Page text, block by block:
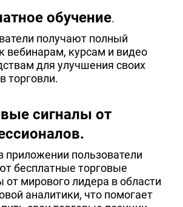
обучение.
получают полный
вебинарам, курсам и видео
для улучшения своих
торговли.
сигналы от
приложении пользователи
бесплатные торговые
от мирового лидера в области
аналитики, что помогает